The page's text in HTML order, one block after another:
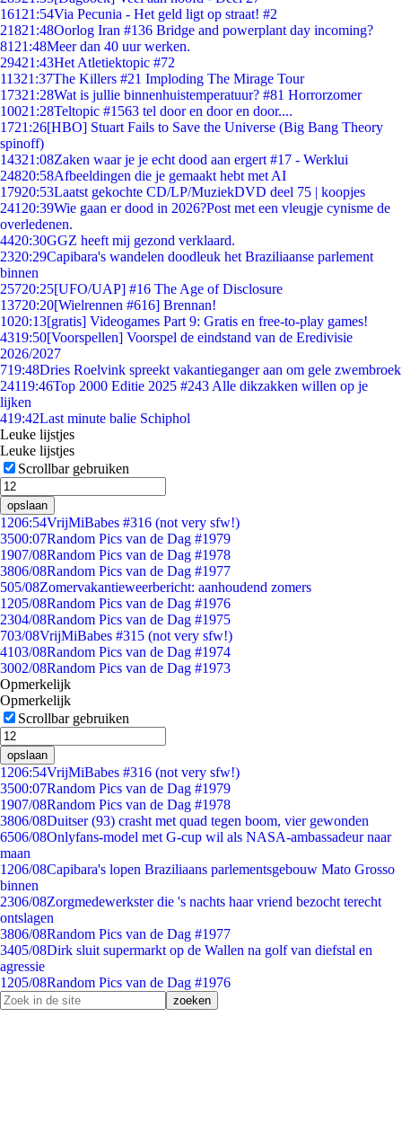
161 21:54Via Pecunia - Het geld ligt op straat! #2
21821:48Oorlog Iran #136 Bridge and powerplant day incoming?
81 21:48Meer dan 40 uur werken.
29421:43Het Atletiektopic #72
11321:37The Killers #21 Imploding The Mirage Tour
17321:28Wat is jullie binnenhuistemperatuur? #81 Horrorzomer
10021:28Teltopic #1563 tel door en door en door....
1721:26[HBO] Stuart Fails to Save the Universe (Big Bang Theory
spinoff)
14321:08Zaken waar je je echt dood aan ergert #17 - Werklui
24820:58Afbeeldingen die je gemaakt hebt met AI
17920:53Laatst gekochte CD/LP/MuziekDVD deel 75 | koopjes
241 20:39Wie gaan er dood in 2026?Post met een vleugje cynisme de
overledenen.
4420:30GGZ heeft mij gezond verklaard.
2320:29Capibara's wandelen doodleuk het Braziliaanse parlement
binnen
25720:25[UFO/UAP] #16 The Age of Disclosure
13720:20[Wielrennen #616] Brennan!
1020:13[gratis] Videogames Part 9: Gratis en free-to-play games!
4319:50[Voorspellen] Voorspel de eindstand van de Eredivisie
2026/2027
719:48Dries Roelvink spreekt vakantieganger aan om gele zwembroek
24119:46Top 2000 Editie 2025 #243 Alle dikzakken willen op je
lijken
419:42Last minute balie Schiphol
Leuke lijstjes
Leuke lijstjes
Scrollbar gebruiken
opslaan
1206:54VrijMiBabes #316 (not very sfw!)
3500:07Random Pics van de Dag #1979
1907/08Random Pics van de Dag #1978
3806/08Random Pics van de Dag #1977
505/08Zomervakantieweerbericht: aanhoudend zomers
1205/08Random Pics van de Dag #1976
2304/08Random Pics van de Dag #1975
703/08VrijMiBabes #315 (not very sfw!)
4103/08Random Pics van de Dag #1974
3002/08Random Pics van de Dag #1973
Opmerkelijk
Opmerkelijk
Scrollbar gebruiken
opslaan
1206:54VrijMiBabes #316 (not very sfw!)
3500:07Random Pics van de Dag #1979
1907/08Random Pics van de Dag #1978
3806/08Duitser (93) crasht met quad tegen boom, vier gewonden
6506/08Onlyfans-model met G-cup wil als NASA-ambassadeur naar
maan
1206/08Capibara's lopen Braziliaans parlementsgebouw Mato Grosso
binnen
2306/08Zorgmedewerkster die 's nachts haar vriend bezocht terecht
ontslagen
3806/08Random Pics van de Dag #1977
3405/08Dirk sluit supermarkt op de Wallen na golf van diefstal en
agressie
1205/08Random Pics van de Dag #1976